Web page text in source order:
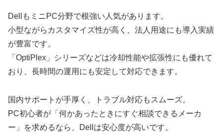
DellもミニPC分野で根強い人気があります。
小型ながらカスタマイズ性が高く、法人用途にも導入実績
が豊富です。
「OptiPlex」シリーズなどは冷却性能や拡張性にも優れて
おり、長時間の運用にも安定して対応できます。
国内サポートが手厚く、トラブル対応もスムーズ。
PC初心者が「何かあったときにすぐ相談できるメーカ
ー」を求めるなら、Dellは安心度が高いです。